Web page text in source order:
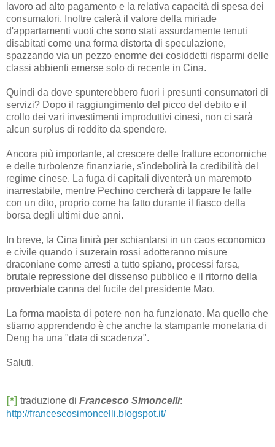
lavoro ad alto pagamento e la relativa capacità di spesa dei
consumatori. Inoltre calerà il valore della miriade
d'appartamenti vuoti che sono stati assurdamente tenuti
disabitati come una forma distorta di speculazione,
spazzando via un pezzo enorme dei cosiddetti risparmi delle
classi abbienti emerse solo di recente in Cina.
Quindi da dove spunterebbero fuori i presunti consumatori di
servizi? Dopo il raggiungimento del picco del debito e il
crollo dei vari investimenti improduttivi cinesi, non ci sarà
alcun surplus di reddito da spendere.
Ancora più importante, al crescere delle fratture economiche
e delle turbolenze finanziarie, s'indebolirà la credibilità del
regime cinese. La fuga di capitali diventerà un maremoto
inarrestabile, mentre Pechino cercherà di tappare le falle
con un dito, proprio come ha fatto durante il fiasco della
borsa degli ultimi due anni.
In breve, la Cina finirà per schiantarsi in un caos economico
e civile quando i suzerain rossi adotteranno misure
draconiane come arresti a tutto spiano, processi farsa,
brutale repressione del dissenso pubblico e il ritorno della
proverbiale canna del fucile del presidente Mao.
La forma maoista di potere non ha funzionato. Ma quello che
stiamo apprendendo è che anche la stampante monetaria di
Deng ha una "data di scadenza".
Saluti,
[*] traduzione di Francesco Simoncelli:
http://francescosimoncelli.blogspot.it/